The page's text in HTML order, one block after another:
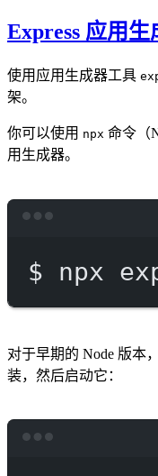
Express 应用生
使用应用生成器工具
架。
你可以使用 npx 命令（
用生成器。
$ npx
对于早期的 Node 版本
装，然后启动它：